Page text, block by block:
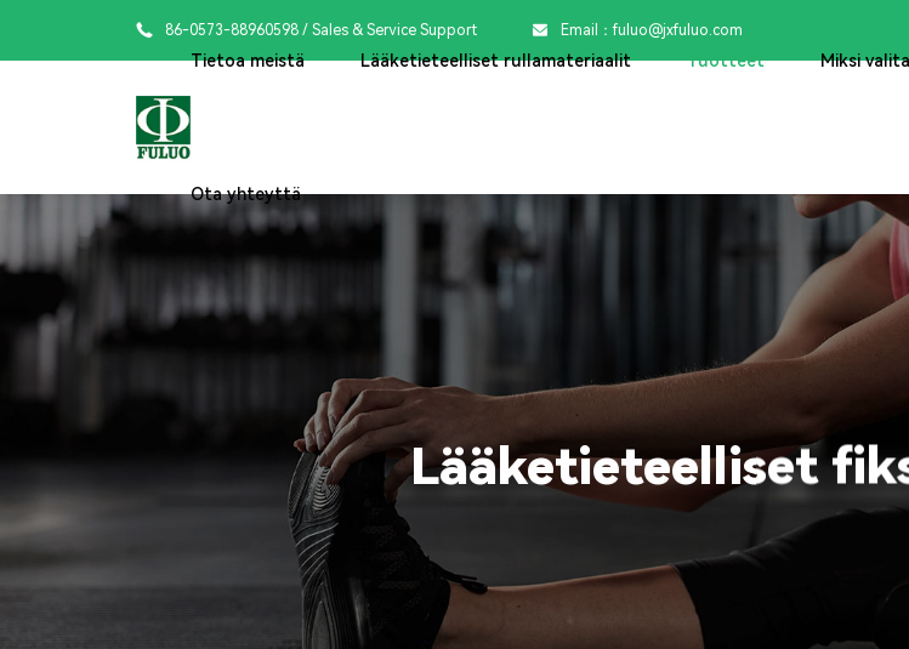
 86-0573-88960598/ Sales & Service Support  Email：fuluo@jxfuluo.com
Tietoa meistä Lääketieteelliset rullamateriaalit Tuotteet Miksi
Ota yhteyttä
Lääketieteelliset